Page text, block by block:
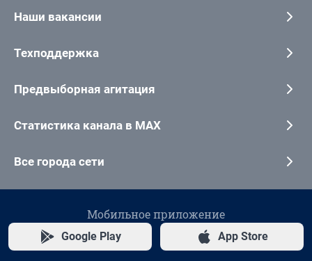
Наши вакансии
Техподдержка
Предвыборная агитация
Статистика канала в MAX
Все города сети
Мобильное приложение
Google Play App Store